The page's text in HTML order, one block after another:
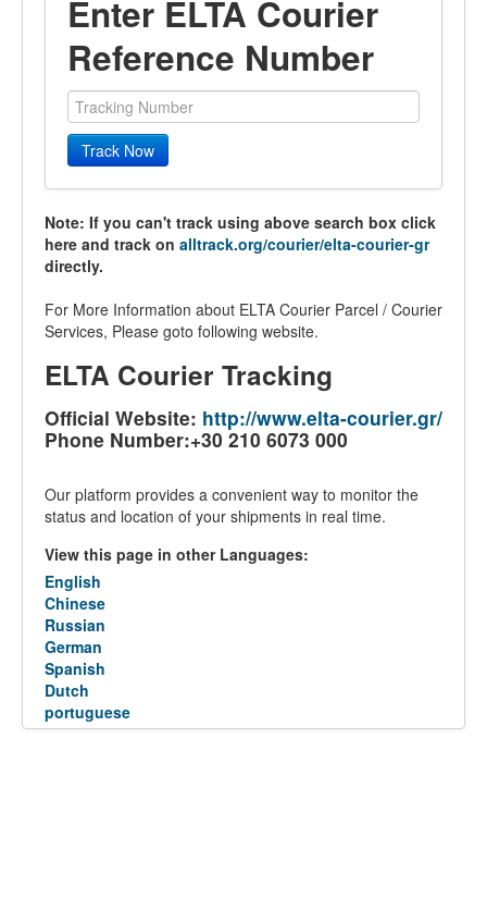
Enter ELTA Courier
Reference Number
Track Now
Note: If you can't track using above search box click
here and track on alltrack.org/courier/elta-courier-gr
directly.
For More Information about ELTA Courier Parcel / Courier
Services, Please goto following website.
ELTA Courier Tracking
Official Website: http://www.elta-courier.gr/
Phone Number:+30 210 6073 000
Our platform provides a convenient way to monitor the
status and location of your shipments in real time.
View this page in other Languages:
English
Chinese
Russian
German
Spanish
Dutch
portuguese